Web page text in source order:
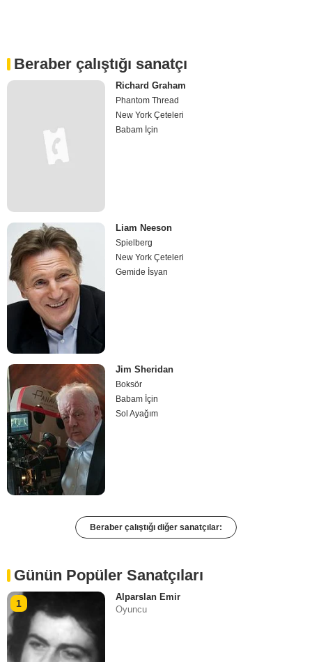
Beraber çalıştığı sanatçı
Richard Graham
Phantom Thread
New York Çeteleri
Babam İçin
Liam Neeson
Spielberg
New York Çeteleri
Gemide İsyan
Jim Sheridan
Boksör
Babam İçin
Sol Ayağım
Beraber çalıştığı diğer sanatçılar:
Günün Popüler Sanatçıları
1
Alparslan Emir
Oyuncu